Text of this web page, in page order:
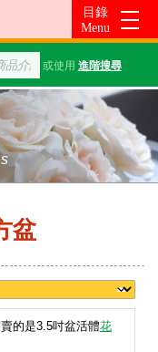
或使用 進階搜尋
盆
賣的是3.5吋盆活體花